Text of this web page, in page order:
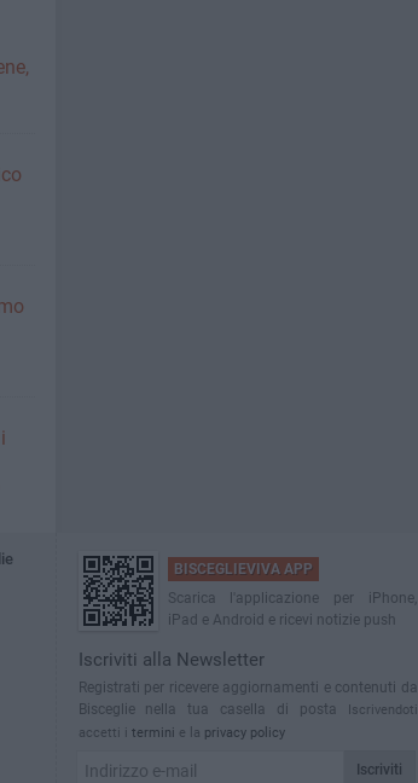
BISCEGLIEVIVA APP
Scarica l'applicazione per iPhone,
iPad e Android e ricevi notizie push
Iscriviti alla Newsletter
Registrati per ricevere aggiornamenti e contenuti da
Bisceglie nella tua casella di posta
Iscrivendoti
accetti i termini e la privacy policy
Iscriviti